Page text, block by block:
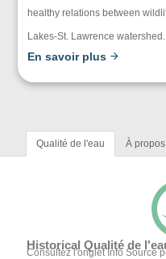
healthy relations between
Lakes-St. Lawrence watershed.
En savoir plus
Qualité de l'eau À
Historical Qualité de
Consultez l'onglet Info Source